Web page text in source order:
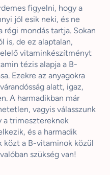
figyelni, hogy a
jól esik neki, és ne
régi mondás tartja. Sokan
is, de ez alaptalan,
vitaminkészítményt
tézis alapja a B-
Ezekre az anyagokra
alatt, igaz,
A harmadikban már
vagyis válasszunk
a trimesztereknek
és a harmadik
közt a B-vitaminok közül
szükség van!